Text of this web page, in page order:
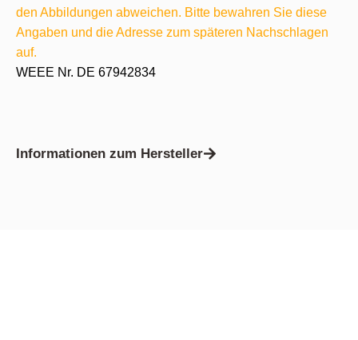
den Abbildungen abweichen. Bitte bewahren Sie diese
Angaben und die Adresse zum späteren Nachschlagen
auf.
WEEE Nr. DE 67942834
Informationen zum Hersteller